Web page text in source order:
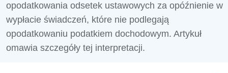
opodatkowania odsetek ustawowych za opóźnienie w
wypłacie świadczeń, które nie podlegają
opodatkowaniu podatkiem dochodowym. Artykuł
omawia szczegóły tej interpretacji.